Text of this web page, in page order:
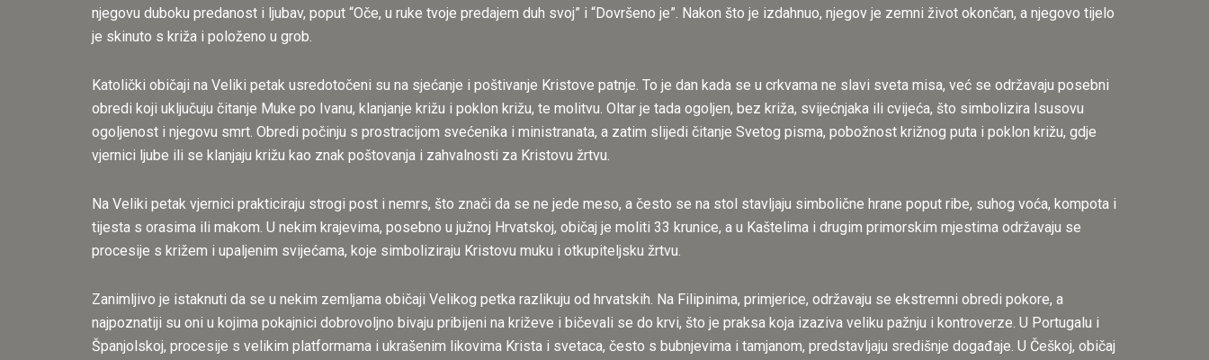
njegovu duboku predanost i ljubav, poput “Oče, u ruke tvoje predajem duh svoj” i “Dovršeno je”. Nakon što je izdahnuo, njegov je zemni život okončan, a njegovo tijelo
je skinuto s križa i položeno u grob.
Katolički običaji na Veliki petak usredotočeni su na sjećanje i poštivanje Kristove patnje. To je dan kada se u crkvama ne slavi sveta misa, već se održavaju posebni
obredi koji uključuju čitanje Muke po Ivanu, klanjanje križu i poklon križu, te molitvu. Oltar je tada ogoljen, bez križa, svijećnjaka ili cvijeća, što simbolizira Isusovu
ogoljenost i njegovu smrt. Obredi počinju s prostracijom svećenika i ministranata, a zatim slijedi čitanje Svetog pisma, pobožnost križnog puta i poklon križu, gdje
vjernici ljube ili se klanjaju križu kao znak poštovanja i zahvalnosti za Kristovu žrtvu.
Na Veliki petak vjernici prakticiraju strogi post i nemrs, što znači da se ne jede meso, a često se na stol stavljaju simbolične hrane poput ribe, suhog voća, kompota i
tijesta s orasima ili makom. U nekim krajevima, posebno u južnoj Hrvatskoj, običaj je moliti 33 krunice, a u Kaštelima i drugim primorskim mjestima održavaju se
procesije s križem i upaljenim svijećama, koje simboliziraju Kristovu muku i otkupiteljsku žrtvu.
Zanimljivo je istaknuti da se u nekim zemljama običaji Velikog petka razlikuju od hrvatskih. Na Filipinima, primjerice, održavaju se ekstremni obredi pokore, a
najpoznatiji su oni u kojima pokajnici dobrovoljno bivaju pribijeni na križeve i bičevali se do krvi, što je praksa koja izaziva veliku pažnju i kontroverze. U Portugalu i
Španjolskoj, procesije s velikim platformama i ukrašenim likovima Krista i svetaca, često s bubnjevima i tamjanom, predstavljaju središnje događaje. U Češkoj, običaj